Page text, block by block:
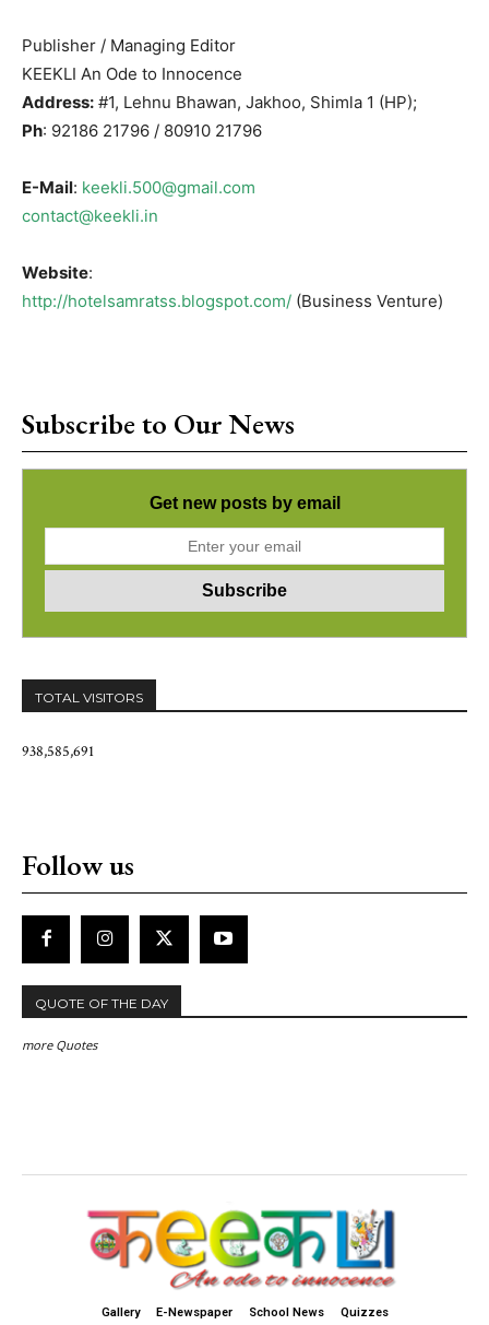
Publisher / Managing Editor
KEEKLI An Ode to Innocence
Address: #1, Lehnu Bhawan, Jakhoo, Shimla 1 (HP);
Ph: 92186 21796 / 80910 21796
E-Mail: keekli.500@gmail.com
contact@keekli.in
Website:
http://hotelsamratss.blogspot.com/ (Business Venture)
Subscribe to Our News
Get new posts by email
TOTAL VISITORS
938,585,691
Follow us
QUOTE OF THE DAY
more Quotes
Gallery E-Newspaper School News Quizzes